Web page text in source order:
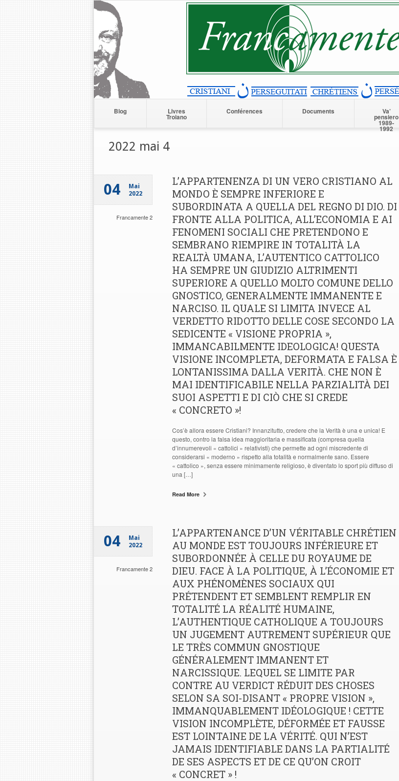
Blog Livres
Troiano
Conférences Documents Va’
pensiero
1989-
1992
2022 mai 4
04
Mai
2022
Francamente 2
L’APPARTENENZA DI UN VERO CRISTIANO AL
MONDO È SEMPRE INFERIORE E
SUBORDINATA A QUELLA DEL REGNO DI DIO. DI
FRONTE ALLA POLITICA, ALL’ECONOMIA E AI
FENOMENI SOCIALI CHE PRETENDONO E
SEMBRANO RIEMPIRE IN TOTALITÀ LA
REALTÀ UMANA, L’AUTENTICO CATTOLICO
HA SEMPRE UN GIUDIZIO ALTRIMENTI
SUPERIORE A QUELLO MOLTO COMUNE DELLO
GNOSTICO, GENERALMENTE IMMANENTE E
NARCISO. IL QUALE SI LIMITA INVECE AL
VERDETTO RIDOTTO DELLE COSE SECONDO LA
SEDICENTE « VISIONE PROPRIA »,
IMMANCABILMENTE IDEOLOGICA! QUESTA
VISIONE INCOMPLETA, DEFORMATA E FALSA È
LONTANISSIMA DALLA VERITÀ. CHE NON È
MAI IDENTIFICABILE NELLA PARZIALITÀ DEI
SUOI ASPETTI E DI CIÒ CHE SI CREDE
« CONCRETO »!
Cos’è allora essere Cristiani? Innanzitutto, credere che la Verità è una e unica! E
questo, contro la falsa idea maggioritaria e massificata (compresa quella
d’innumerevoli « cattolici » relativisti) che permette ad ogni miscredente di
considerarsi « moderno » rispetto alla totalità e normalmente sano. Essere
« cattolico », senza essere minimamente religioso, è diventato lo sport più diffuso di
una […]
Read More
04
Mai
2022
Francamente 2
L’APPARTENANCE D’UN VÉRITABLE CHRÉTIEN
AU MONDE EST TOUJOURS INFÉRIEURE ET
SUBORDONNÉE À CELLE DU ROYAUME DE
DIEU. FACE À LA POLITIQUE, À L’ÉCONOMIE ET
AUX PHÉNOMÈNES SOCIAUX QUI
PRÉTENDENT ET SEMBLENT REMPLIR EN
TOTALITÉ LA RÉALITÉ HUMAINE,
L’AUTHENTIQUE CATHOLIQUE A TOUJOURS
UN JUGEMENT AUTREMENT SUPÉRIEUR QUE
LE TRÈS COMMUN GNOSTIQUE
GÉNÉRALEMENT IMMANENT ET
NARCISSIQUE. LEQUEL SE LIMITE PAR
CONTRE AU VERDICT RÉDUIT DES CHOSES
SELON SA SOI-DISANT « PROPRE VISION »,
IMMANQUABLEMENT IDÉOLOGIQUE ! CETTE
VISION INCOMPLÈTE, DÉFORMÉE ET FAUSSE
EST LOINTAINE DE LA VÉRITÉ. QUI N’EST
JAMAIS IDENTIFIABLE DANS LA PARTIALITÉ
DE SES ASPECTS ET DE CE QU’ON CROIT
« CONCRET » !